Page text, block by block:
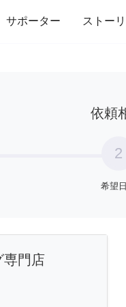
サポーター ストー
リア 趣味・習い事
依頼
2
希望
専門店